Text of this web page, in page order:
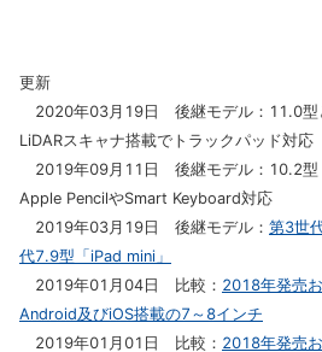
更新
2020年03月19日 後継モデル：11.0型
LiDARスキャナ搭載でトラックパッド対応
2019年09月11日 後継モデル：10.2型
Apple PencilやSmart Keyboard対応
2019年03月19日 後継モデル： 第3世
代7.9型「iPad mini」
2019年01月04日 比較： 2018年発売
Android及びiOS搭載の7～8インチ
2019年01月01日 比較： 2018年発売